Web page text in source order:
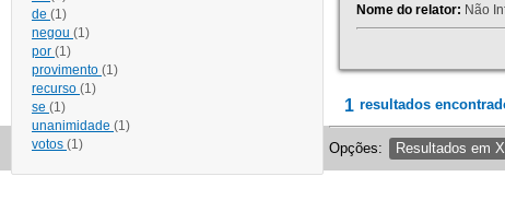
de (1)
negou (1)
por (1)
provimento (1)
recurso (1)
se (1)
unanimidade (1)
votos (1)
Nome do relator: Não
1 resultados
Opções: Resultados em